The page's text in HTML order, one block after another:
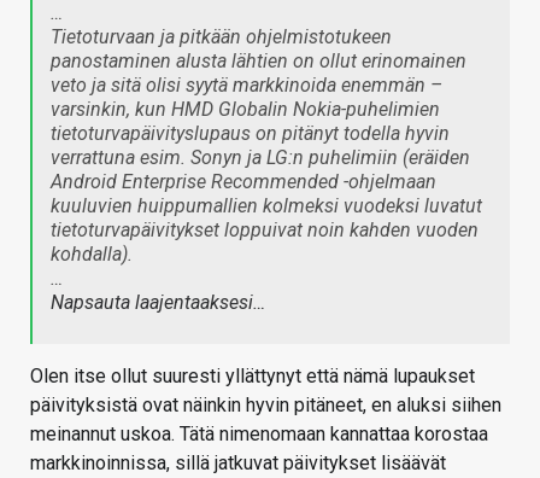
…
Tietoturvaan ja pitkään ohjelmistotukeen
panostaminen alusta lähtien on ollut erinomainen
veto ja sitä olisi syytä markkinoida enemmän –
varsinkin, kun HMD Globalin Nokia-puhelimien
tietoturvapäivityslupaus on pitänyt todella hyvin
verrattuna esim. Sonyn ja LG:n puhelimiin (eräiden
Android Enterprise Recommended -ohjelmaan
kuuluvien huippumallien kolmeksi vuodeksi luvatut
tietoturvapäivitykset loppuivat noin kahden vuoden
kohdalla).
…
Napsauta laajentaaksesi…
Olen itse ollut suuresti yllättynyt että nämä lupaukset
päivityksistä ovat näinkin hyvin pitäneet, en aluksi siihen
meinannut uskoa. Tätä nimenomaan kannattaa korostaa
markkinoinnissa, sillä jatkuvat päivitykset lisäävät